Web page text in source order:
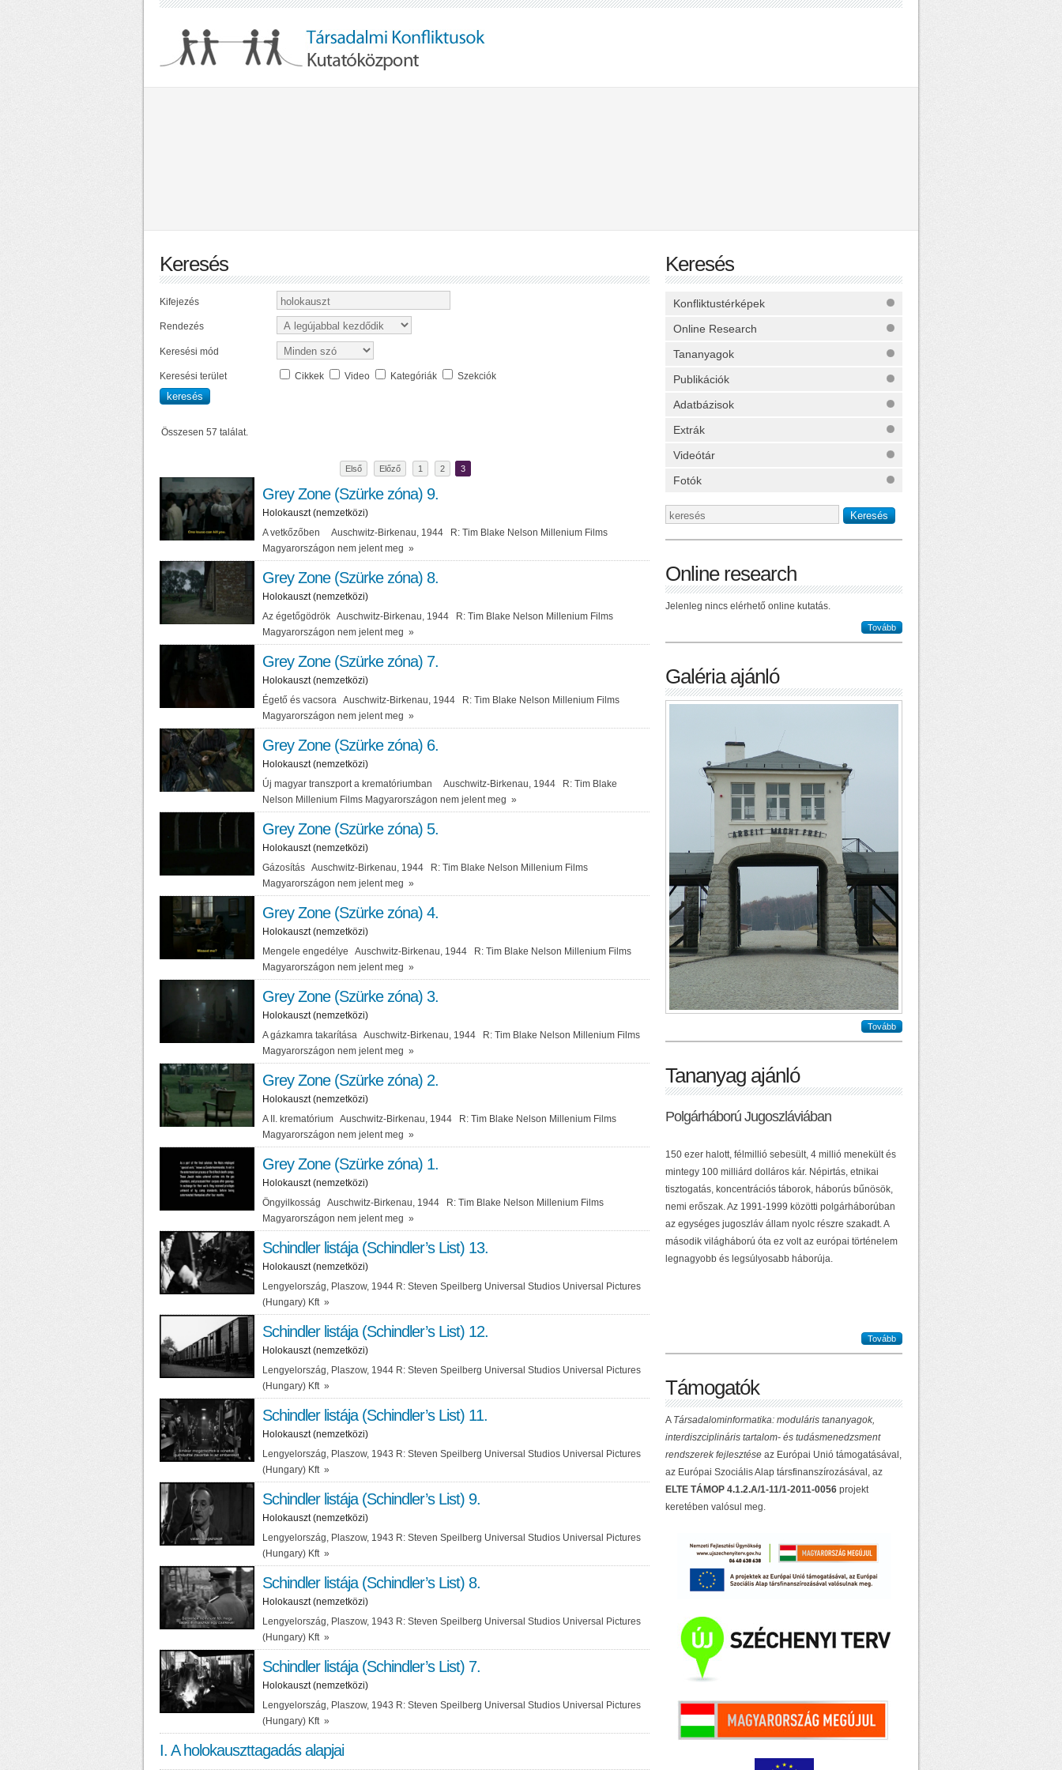
Keresés
Kifejezés
Rendezés
Keresési mód
Keresési terület Cikkek Video Kategóriák Szekciók
Összesen 57 találat.
Első Előző 1 2 3
Grey Zone (Szürke zóna) 9.
Holokauszt (nemzetközi)
A vetkőzőben Auschwitz-Birkenau, 1944 R: Tim Blake Nelson Millenium Films
Magyarországon nem jelent meg »
Grey Zone (Szürke zóna) 8.
Holokauszt (nemzetközi)
Az égetőgödrök Auschwitz-Birkenau, 1944 R: Tim Blake Nelson Millenium Films
Magyarországon nem jelent meg »
Grey Zone (Szürke zóna) 7.
Holokauszt (nemzetközi)
Égető és vacsora Auschwitz-Birkenau, 1944 R: Tim Blake Nelson Millenium Films
Magyarországon nem jelent meg »
Grey Zone (Szürke zóna) 6.
Holokauszt (nemzetközi)
Új magyar transzport a krematóriumban Auschwitz-Birkenau, 1944 R: Tim Blake
Nelson Millenium Films Magyarországon nem jelent meg »
Grey Zone (Szürke zóna) 5.
Holokauszt (nemzetközi)
Gázosítás Auschwitz-Birkenau, 1944 R: Tim Blake Nelson Millenium Films
Magyarországon nem jelent meg »
Grey Zone (Szürke zóna) 4.
Holokauszt (nemzetközi)
Mengele engedélye Auschwitz-Birkenau, 1944 R: Tim Blake Nelson Millenium Films
Magyarországon nem jelent meg »
Grey Zone (Szürke zóna) 3.
Holokauszt (nemzetközi)
A gázkamra takarítása Auschwitz-Birkenau, 1944 R: Tim Blake Nelson Millenium Films
Magyarországon nem jelent meg »
Grey Zone (Szürke zóna) 2.
Holokauszt (nemzetközi)
A II. krematórium Auschwitz-Birkenau, 1944 R: Tim Blake Nelson Millenium Films
Magyarországon nem jelent meg »
Grey Zone (Szürke zóna) 1.
Holokauszt (nemzetközi)
Öngyilkosság Auschwitz-Birkenau, 1944 R: Tim Blake Nelson Millenium Films
Magyarországon nem jelent meg »
Schindler listája (Schindler’s List) 13.
Holokauszt (nemzetközi)
Lengyelország, Plaszow, 1944 R: Steven Speilberg Universal Studios Universal Pictures
(Hungary) Kft »
Schindler listája (Schindler’s List) 12.
Holokauszt (nemzetközi)
Lengyelország, Plaszow, 1944 R: Steven Speilberg Universal Studios Universal Pictures
(Hungary) Kft »
Schindler listája (Schindler’s List) 11.
Holokauszt (nemzetközi)
Lengyelország, Plaszow, 1943 R: Steven Speilberg Universal Studios Universal Pictures
(Hungary) Kft »
Schindler listája (Schindler’s List) 9.
Holokauszt (nemzetközi)
Lengyelország, Plaszow, 1943 R: Steven Speilberg Universal Studios Universal Pictures
(Hungary) Kft »
Schindler listája (Schindler’s List) 8.
Holokauszt (nemzetközi)
Lengyelország, Plaszow, 1943 R: Steven Speilberg Universal Studios Universal Pictures
(Hungary) Kft »
Schindler listája (Schindler’s List) 7.
Holokauszt (nemzetközi)
Lengyelország, Plaszow, 1943 R: Steven Speilberg Universal Studios Universal Pictures
(Hungary) Kft »
I. A holokauszttagadás alapjai
Keresés
Konfliktustérképek
Online Research
Tananyagok
Publikációk
Adatbázisok
Extrák
Videótár
Fotók
Online research
Jelenleg nincs elérhető online kutatás.
Tovább
Galéria ajánló
Tovább
Tananyag ajánló
Polgárháború Jugoszláviában
150 ezer halott, félmillió sebesült, 4 millió menekült és
mintegy 100 milliárd dolláros kár. Népirtás, etnikai
tisztogatás, koncentrációs táborok, háborús bűnösök,
nemi erőszak. Az 1991-1999 közötti polgárháborúban
az egységes jugoszláv állam nyolc részre szakadt. A
második világháború óta ez volt az európai történelem
legnagyobb és legsúlyosabb háborúja.
Tovább
Támogatók
A Társadalominformatika: moduláris tananyagok,
interdiszciplináris tartalom- és tudásmenedzsment
rendszerek fejlesztése az Európai Unió támogatásával,
az Európai Szociális Alap társfinanszírozásával, az
ELTE TÁMOP 4.1.2.A/1-11/1-2011-0056 projekt
keretében valósul meg.